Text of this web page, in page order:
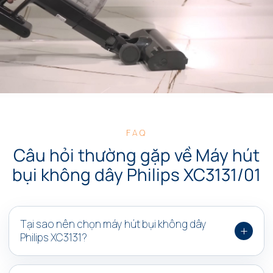
FAQ
Câu hỏi thường gặp về Máy hút
bụi không dây Philips XC3131/01
Tại sao nên chọn máy hút bụi không dây
Philips XC3131?
+
Philips XC3131/01 là sự kết hợp hoàn hảo giữa thiết kế